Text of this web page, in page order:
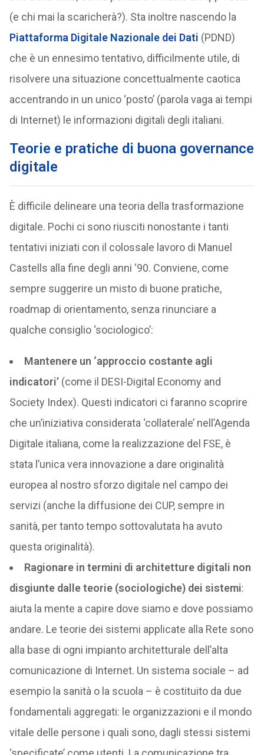
(e chi mai la scaricherà?). Sta inoltre nascendo la
Piattaforma Digitale Nazionale dei Dati (PDND)
che è un ennesimo tentativo, difficilmente utile, di
risolvere una situazione concettualmente caotica
accentrando in un unico ‘posto’ (parola vaga ai tempi
di Internet) le informazioni digitali degli italiani.
Teorie e pratiche di buona governance
digitale
È difficile delineare una teoria della trasformazione
digitale. Pochi ci sono riusciti nonostante i tanti
tentativi iniziati con il colossale lavoro di Manuel
Castells alla fine degli anni ‘90. Conviene, come
sempre suggerire un misto di buone pratiche,
roadmap di orientamento, senza rinunciare a
qualche consiglio ‘sociologico’:
Mantenere un ‘approccio costante agli
indicatori’(come il DESI-Digital Economy and
Society Index). Questi indicatori ci faranno scoprire
che un’iniziativa considerata ‘collaterale’ nell’Agenda
Digitale italiana, come la realizzazione del FSE, è
stata l’unica vera innovazione a dare originalità
europea al nostro sforzo digitale nel campo dei
servizi (anche la diffusione dei CUP, sempre in
sanità, per tanto tempo sottovalutata ha avuto
questa originalità).
Ragionare in termini di architetture digitali non
disgiunte dalle teorie (sociologiche) dei sistemi:
aiuta la mente a capire dove siamo e dove possiamo
andare. Le teorie dei sistemi applicate alla Rete sono
alla base di ogni impianto architetturale dell’alta
comunicazione di Internet. Un sistema sociale – ad
esempio la sanità o la scuola – è costituito da due
fondamentali aggregati: le organizzazioni e il mondo
vitale delle persone i quali sono, dagli stessi sistemi